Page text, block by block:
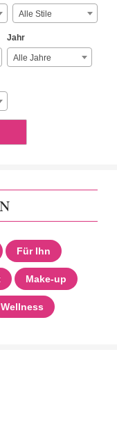
Alle Stile
Jahr
Alle Jahre
Für Ihn
Make-up
Wellness